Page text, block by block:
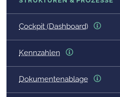
Cockpit (Dashboard)
Kennzahlen
Dokumentenablage